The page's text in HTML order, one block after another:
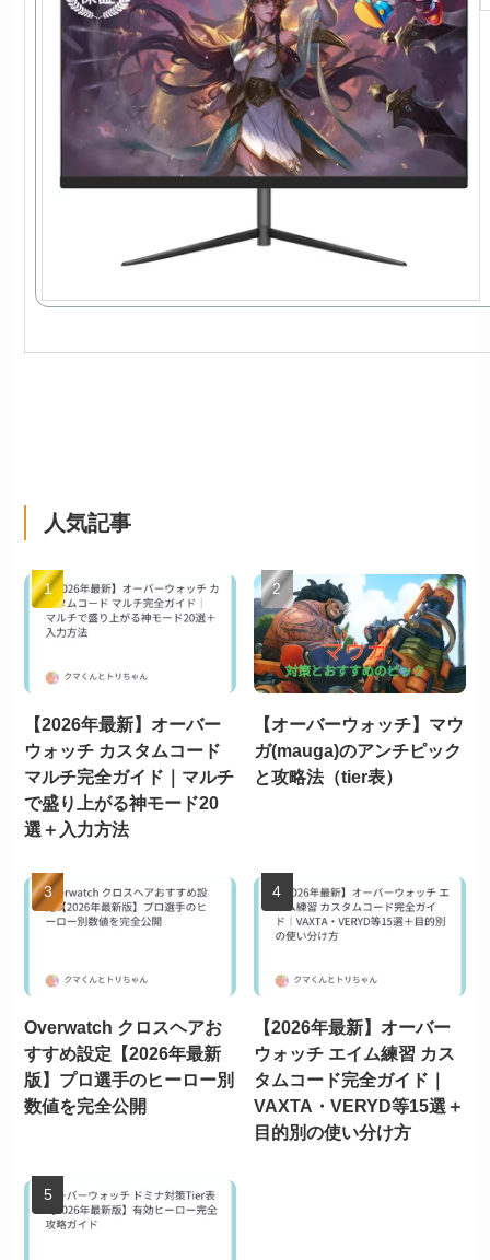
人気記事
【2026年最新】オーバー
ウォッチ カスタムコード
マルチ完全ガイド｜マルチ
で盛り上がる神モード20
選＋入力方法
【オーバーウォッチ】マウ
ガ(mauga)のアンチピック
と攻略法（tier表）
Overwatch クロスヘアお
すすめ設定【2026年最新
版】プロ選手のヒーロー別
数値を完全公開
【2026年最新】オーバー
ウォッチ エイム練習 カス
タムコード完全ガイド｜
VAXTA・VERYD等15選＋
目的別の使い分け方